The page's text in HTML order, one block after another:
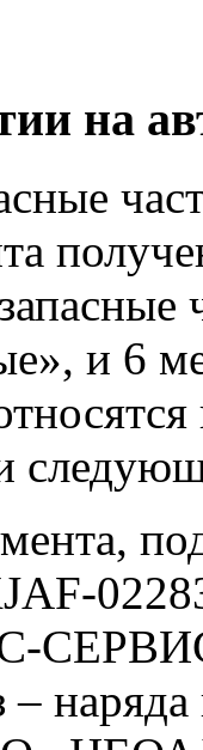
на
и 6
–